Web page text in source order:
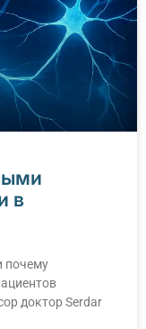
в
почему
доктор Serdar